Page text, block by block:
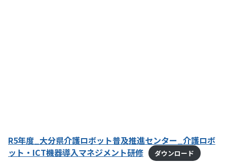
R5年度_大分県介護ロボット普及推進センター_介護ロボ
ット・ICT機器導入マネジメント研修
ダウンロード